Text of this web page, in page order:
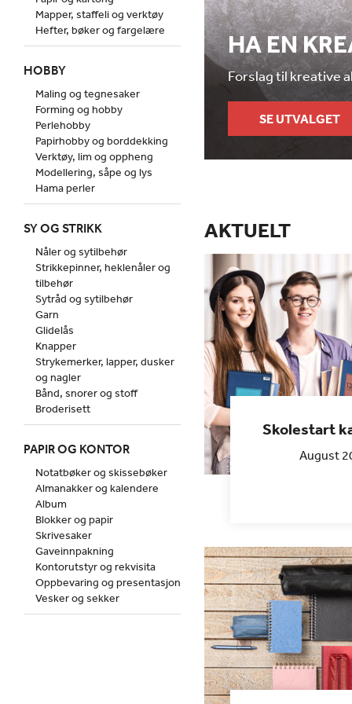
HA EN
Forslag til kreative
SE UTVALGET
AKTUELT
Skolestart
August
Mapper, staffeli og verktøy
Hefter, bøker og fargelære
HOBBY
Maling og tegnesaker
Forming og hobby
Perlehobby
Papirhobby og borddekking
Verktøy, lim og oppheng
Modellering, såpe og lys
Hama perler
SY OG STRIKK
Nåler og sytilbehør
Strikkepinner, heklenåler og
tilbehør
Sytråd og sytilbehør
Garn
Glidelås
Knapper
Strykemerker, lapper, dusker
og nagler
Bånd, snorer og stoff
Broderisett
PAPIR OG KONTOR
Notatbøker og skissebøker
Almanakker og kalendere
Album
Blokker og papir
Skrivesaker
Gaveinnpakning
Kontorutstyr og rekvisita
Oppbevaring og presentasjon
Vesker og sekker